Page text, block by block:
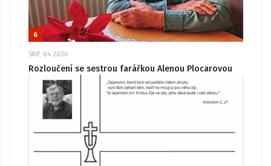
6
SRP, 04 2026
Rozloučení se sestrou farářkou Alenou Plocarovou